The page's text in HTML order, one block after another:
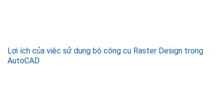
Lợi ích của việc sử dụng bộ công cụ Raster Design trong
AutoCAD